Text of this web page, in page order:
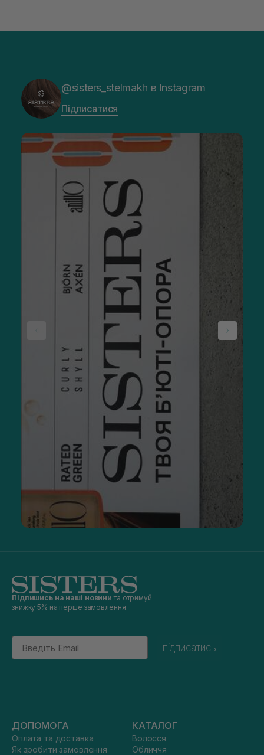
@sisters_stelmakh в Instagram
Підписатися
Підпишись на наші новини та отримуй
знижку 5% на перше замовлення
Email
підписатись
ДОПОМОГА
Оплата та доставка
Як зробити замовлення
КАТАЛОГ
Волосся
Обличчя